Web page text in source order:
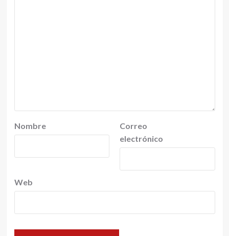
Nombre
Correo
electrónico
Web